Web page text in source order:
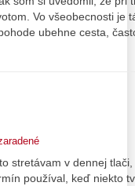
Vo všeobecnosti je
ubehne cesta,
stretávam v dennej
používal, keď niekto